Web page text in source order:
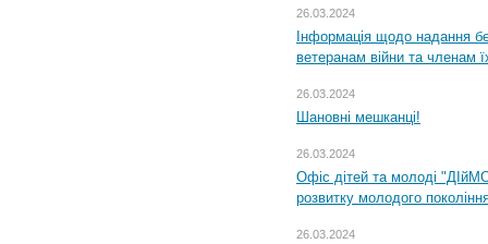
26.03.2024
Інформація щодо надання
ветеранам війни та членам
26.03.2024
Шановні мешканці!
26.03.2024
Офіс дітей та молоді
розвитку молодого
26.03.2024